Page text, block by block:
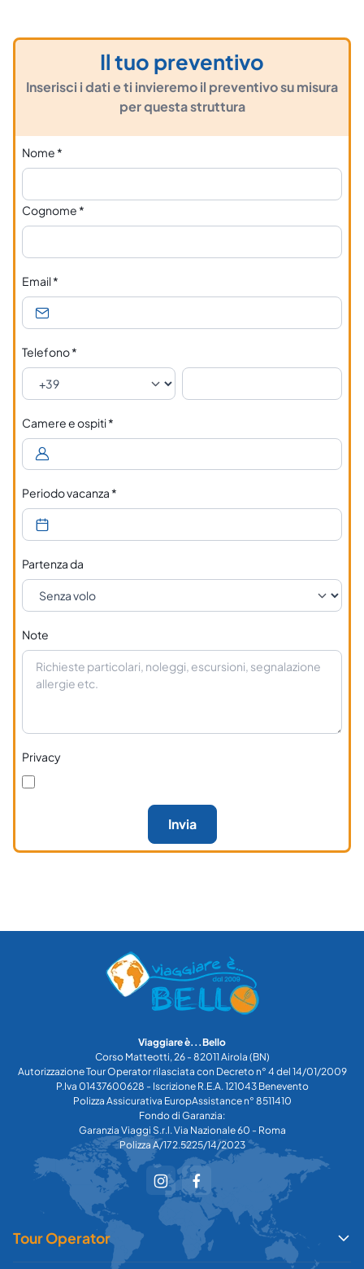
Il tuo preventivo
Inserisci i dati e ti invieremo il preventivo su misura
per questa struttura
Nome*
Cognome*
Email*
Telefono*
Camere e ospiti*
Periodo vacanza*
Partenza da
Note
Privacy
Invia
Viaggiare è...Bello
Corso Matteotti, 26 - 82011 Airola (BN)
Autorizzazione Tour Operator rilasciata con Decreto n° 4 del 14/01/2009
P.Iva 01437600628 - Iscrizione R.E.A. 121043 Benevento
Polizza Assicurativa EuropAssistance n° 8511410
Fondo di Garanzia:
Garanzia Viaggi S.r.l. Via Nazionale 60 - Roma
Polizza A/172.5225/14/2023
Tour Operator